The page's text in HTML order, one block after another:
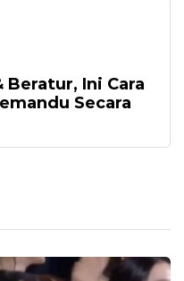
Ini Cara
Secara